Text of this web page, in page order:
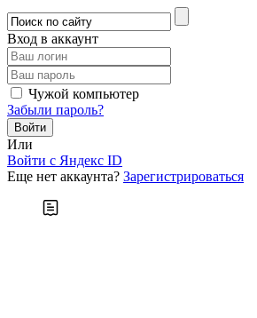
Вход в аккаунт
Чужой компьютер
Забыли пароль?
Или
Войти c Яндекс ID
Еще нет аккаунта? Зарегистрироваться